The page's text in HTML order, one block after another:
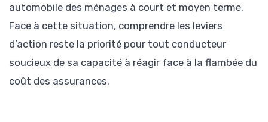
automobile des ménages à court et moyen terme.
Face à cette situation, comprendre les leviers
d’action reste la priorité pour tout conducteur
soucieux de sa capacité à réagir face à la flambée du
coût des assurances.